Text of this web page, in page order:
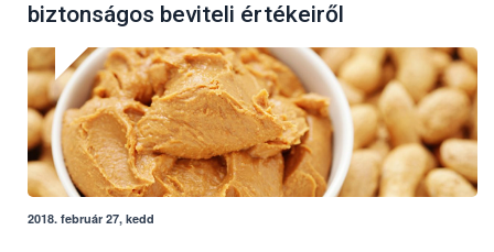
biztonságos beviteli értékeiről
2018. február 27, kedd